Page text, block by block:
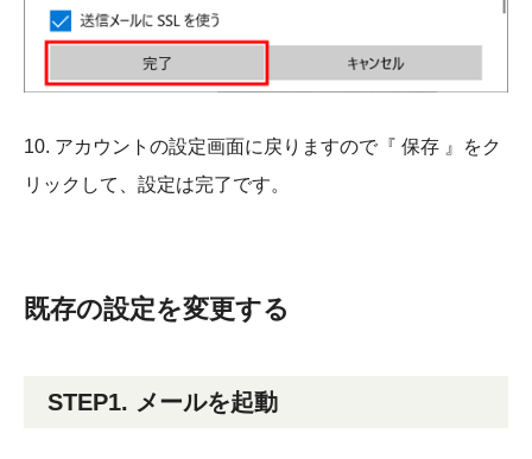
10. アカウントの設定画面に戻りますので『 保存 』をク
リックして、設定は完了です。
既存の設定を変更する
STEP1. メールを起動